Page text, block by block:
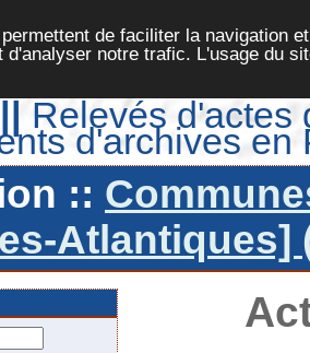
de faciliter la navigation
d'analyser notre trafic. L'usage du
|| Relevés d'actes
d'archives en
::
Atlantiques]